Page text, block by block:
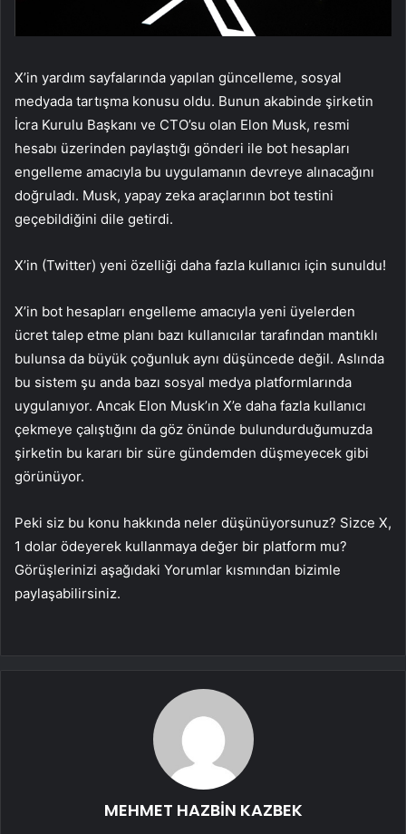
X’in yardım sayfalarında yapılan güncelleme, sosyal
medyada tartışma konusu oldu. Bunun akabinde şirketin
İcra Kurulu Başkanı ve CTO’su olan Elon Musk, resmi
hesabı üzerinden paylaştığı gönderi ile bot hesapları
engelleme amacıyla bu uygulamanın devreye alınacağını
doğruladı. Musk, yapay zeka araçlarının bot testini
geçebildiğini dile getirdi.
X’in (Twitter) yeni özelliği daha fazla kullanıcı için sunuldu!
X’in bot hesapları engelleme amacıyla yeni üyelerden
ücret talep etme planı bazı kullanıcılar tarafından mantıklı
bulunsa da büyük çoğunluk aynı düşüncede değil. Aslında
bu sistem şu anda bazı sosyal medya platformlarında
uygulanıyor. Ancak Elon Musk’ın X’e daha fazla kullanıcı
çekmeye çalıştığını da göz önünde bulundurduğumuzda
şirketin bu kararı bir süre gündemden düşmeyecek gibi
görünüyor.
Peki siz bu konu hakkında neler düşünüyorsunuz? Sizce X,
1 dolar ödeyerek kullanmaya değer bir platform mu?
Görüşlerinizi aşağıdaki Yorumlar kısmından bizimle
paylaşabilirsiniz.
MEHMET HAZBİN KAZBEK